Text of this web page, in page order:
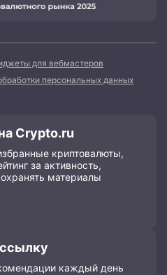
для вебмастеров
персональных данных
Crypto.ru
криптовалюты,
за активность,
материалы
каждый день